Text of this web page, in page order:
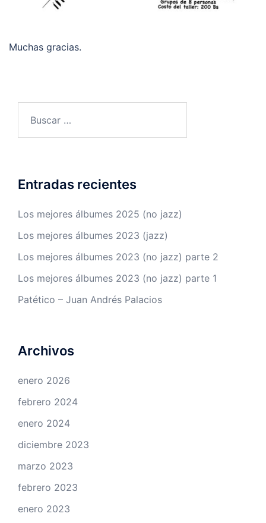
Muchas gracias.
Entradas recientes
Los mejores álbumes 2025 (no jazz)
Los mejores álbumes 2023 (jazz)
Los mejores álbumes 2023 (no jazz) parte 2
Los mejores álbumes 2023 (no jazz) parte 1
Patético – Juan Andrés Palacios
Archivos
enero 2026
febrero 2024
enero 2024
diciembre 2023
marzo 2023
febrero 2023
enero 2023